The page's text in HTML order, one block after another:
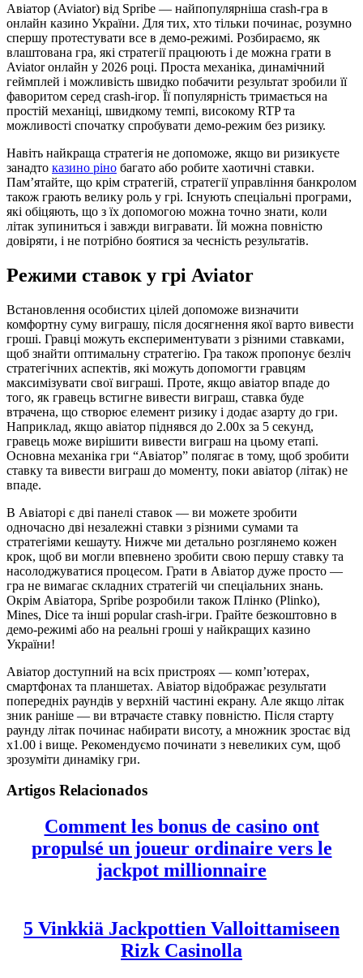
Авіатор (Aviator) від Spribe — найпопулярніша crash-гра в
онлайн казино України. Для тих, хто тільки починає, розумно
спершу протестувати все в демо-режимі. Розбираємо, як
влаштована гра, які стратегії працюють і де можна грати в
Aviator онлайн у 2026 році. Проста механіка, динамічний
геймплей і можливість швидко побачити результат зробили її
фаворитом серед crash-ігор. Її популярність тримається на
простій механіці, швидкому темпі, високому RTP та
можливості спочатку спробувати демо-режим без ризику.
Навіть найкраща стратегія не допоможе, якщо ви ризикуєте
занадто казино ріно багато або робите хаотичні ставки.
Пам’ятайте, що крім стратегій, стратегії управління банкролом
також грають велику роль у грі. Існують спеціальні програми,
які обіцяють, що з їх допомогою можна точно знати, коли
літак зупиниться і завжди вигравати. Їй можна повністю
довіряти, і не потрібно боятися за чесність результатів.
Режими ставок у грі Aviator
Встановлення особистих цілей допоможе визначити
комфортну суму виграшу, після досягнення якої варто вивести
гроші. Гравці можуть експериментувати з різними ставками,
щоб знайти оптимальну стратегію. Гра також пропонує безліч
стратегічних аспектів, які можуть допомогти гравцям
максимізувати свої виграші. Проте, якщо авіатор впаде до
того, як гравець встигне вивести виграш, ставка буде
втрачена, що створює елемент ризику і додає азарту до гри.
Наприклад, якщо авіатор піднявся до 2.00x за 5 секунд,
гравець може вирішити вивести виграш на цьому етапі.
Основна механіка гри “Авіатор” полягає в тому, щоб зробити
ставку та вивести виграш до моменту, поки авіатор (літак) не
впаде.
В Авіаторі є дві панелі ставок — ви можете зробити
одночасно дві незалежні ставки з різними сумами та
стратегіями кешауту. Нижче ми детально розглянемо кожен
крок, щоб ви могли впевнено зробити свою першу ставку та
насолоджуватися процесом. Грати в Авіатор дуже просто —
гра не вимагає складних стратегій чи спеціальних знань.
Окрім Авіатора, Spribe розробили також Плінко (Plinko),
Mines, Dice та інші popular crash-ігри. Грайте безкоштовно в
демо-режимі або на реальні гроші у найкращих казино
України!
Авіатор доступний на всіх пристроях — комп’ютерах,
смартфонах та планшетах. Авіатор відображає результати
попередніх раундів у верхній частині екрану. Але якщо літак
зник раніше — ви втрачаєте ставку повністю. Після старту
раунду літак починає набирати висоту, а множник зростає від
x1.00 і вище. Рекомендуємо починати з невеликих сум, щоб
зрозуміти динаміку гри.
Artigos Relacionados
Comment les bonus de casino ont
propulsé un joueur ordinaire vers le
jackpot millionnaire
5 Vinkkiä Jackpottien Valloittamiseen
Rizk Casinolla